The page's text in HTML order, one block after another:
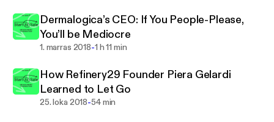
Dermalogica’s CEO: If You People-Please,
You’ll be Mediocre
1. marras 2018-1 h 11 min
How Refinery29 Founder Piera Gelardi
Learned to Let Go
25. loka 2018-54 min